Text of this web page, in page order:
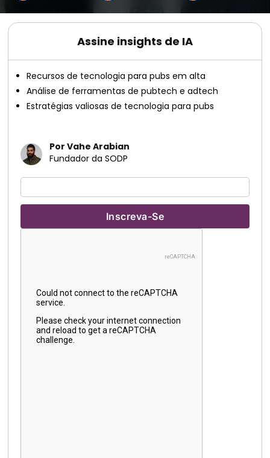
Assine insights de IA
Recursos de tecnologia para pubs em alta
Análise de ferramentas de pubtech e adtech
Estratégias valiosas de tecnologia para pubs
Por Vahe Arabian
Fundador da SODP